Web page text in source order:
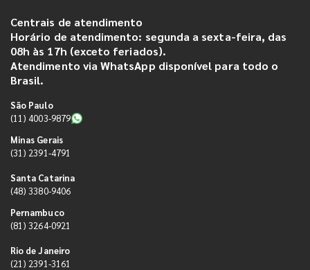
Centrais de atendimento
Horário de atendimento: segunda a sexta-feira, das
08h às 17h (exceto feriados).
Atendimento via WhatsApp disponível para todo o
Brasil.
São Paulo
(11) 4003-9879
Minas Gerais
(31) 2391-4791
Santa Catarina
(48) 3380-9406
Pernambuco
(81) 3264-0921
Rio de Janeiro
(21) 2391-3161